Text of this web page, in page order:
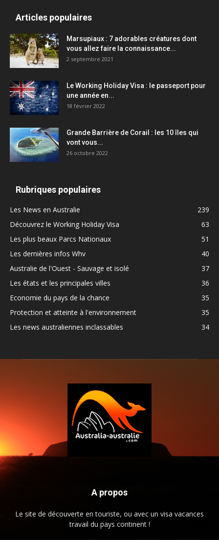
Articles populaires
Marsupiaux : 7 adorables créatures dont
vous allez faire la connaissance...
2 septembre 2021
Le Working Holiday Visa : le passeport pour
une année en...
18 février 2022
Grande Barrière de Corail : les 10 îles qui
vont vous...
26 octobre 2022
Rubriques populaires
Les News en Australie
239
Découvrez le Working Holiday Visa
63
Les plus beaux Parcs Nationaux
51
Les dernières infos Whv
40
Australie de l'Ouest - Sauvage et isolé
37
Les états et les principales villes
36
Economie du pays de la chance
35
Protection et atteinte à l'environnement
35
Les news australiennes inclassables
34
A propos
Le site de découverte en touriste, ou avec un visa vacances
travail du pays continent !